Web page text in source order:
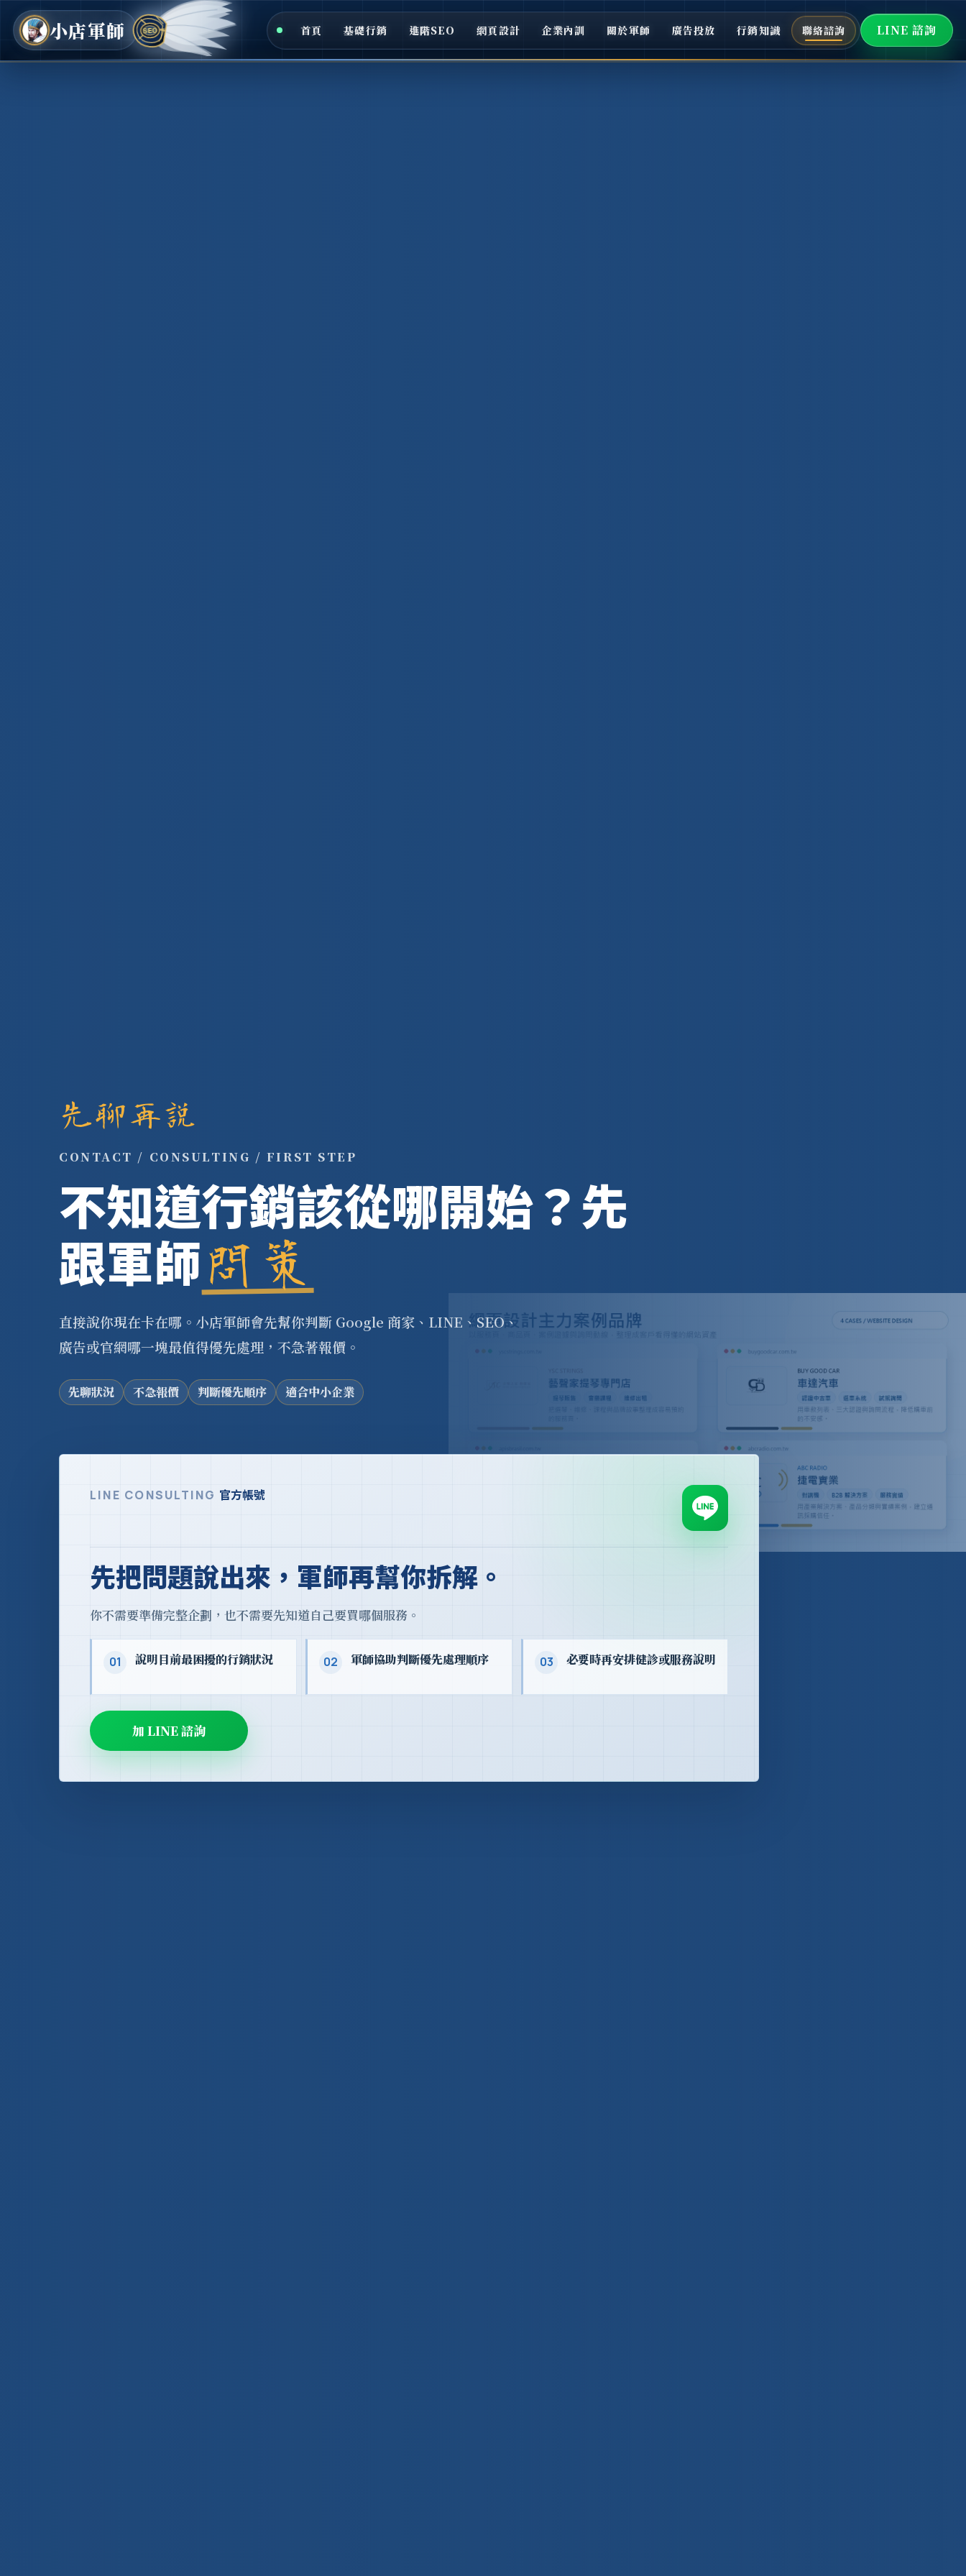
小店軍師 首頁 基礎行銷 進階SEO 網頁設計 企業內訓 關於軍師 廣告投放 行銷知識 聯絡諮詢 LINE 諮詢
先聊再說
CONTACT / CONSULTING / FIRST STEP
不知道行銷該從哪開始？先
跟軍師問策
直接說你現在卡在哪。小店軍師會先幫你判斷 Google 商家、LINE、SEO、
廣告或官網哪一塊最值得優先處理，不急著報價。
先聊狀況 不急報價 判斷優先順序 適合中小企業
LINE CONSULTING 官方帳號
先把問題說出來，軍師再幫你拆解。
你不需要準備完整企劃，也不需要先知道自己要買哪個服務。
01 說明目前最困擾的行銷狀況 02 軍師協助判斷優先處理順序 03 必要時再安排健診或服務說明
加 LINE 諮詢